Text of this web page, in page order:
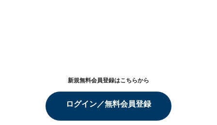
新規無料会員登録はこちらから
ログイン／無料会員登録